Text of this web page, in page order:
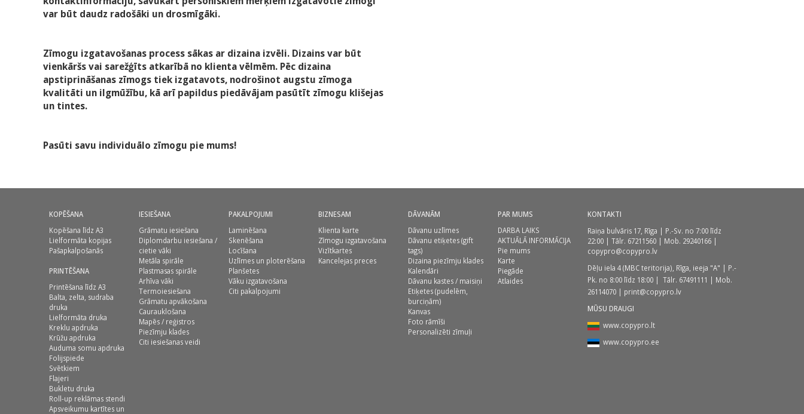
var būt daudz radošāki un drosmīgāki.
Zīmogu izgatavošanas process sākas ar dizaina izvēli. Dizains var būt
vienkāršs vai sarežģīts atkarībā no klienta vēlmēm. Pēc dizaina
apstiprināšanas zīmogs tiek izgatavots, nodrošinot augstu zīmoga
kvalitāti un ilgmūžību, kā arī papildus piedāvājam pasūtīt zīmogu klišejas
un tintes.
Pasūti savu individuālo zīmogu pie mums!
KOPĒŠANA
Kopēšana līdz A3
Lielformāta kopijas
Pašapkalpošanās
PRINTĒŠANA
Printēšana līdz A3
Balta, zelta, sudraba
druka
Lielformāta druka
Kreklu apdruka
Krūžu apdruka
Auduma somu apdruka
Folijspiede
Svētkiem
Flajeri
Bukletu druka
Roll-up reklāmas stendi
Apsveikumu kartītes un
IESIEŠANA
Grāmatu iesiešana
Diplomdarbu iesiešana /
cietie vāki
Metāla spirāle
Plastmasas spirāle
Arhīva vāki
Termoiesiešana
Grāmatu apvākošana
Caurauklošana
Mapēs / reģistros
Piezīmju klades
Citi iesiešanas veidi
PAKALPOJUMI
Laminēšana
Skenēšana
Locīšana
Uzlīmes un ploterēšana
Planšetes
Vāku izgatavošana
Citi pakalpojumi
BIZNESAM
Klienta karte
Zīmogu izgatavošana
Vizītkartes
Kancelejas preces
DĀVANĀM
Dāvanu uzlīmes
Dāvanu etiķetes (gift
tags)
Dizaina piezīmju klades
Kalendāri
Dāvanu kastes / maisiņi
Etiķetes (pudelēm,
burciņām)
Kanvas
Foto rāmīši
Personalizēti zīmuļi
PAR MUMS
DARBA LAIKS
AKTUĀLĀ INFORMĀCIJA
Pie mums
Karte
Piegāde
Atlaides
KONTAKTI
Raiņa bulvāris 17, Rīga | P.-Sv. no 7:00 līdz
22:00 | Tālr. 67211560 | Mob. 29240166 |
copypro@copypro.lv
Dēļu iela 4 (MBC teritorija), Rīga, ieeja "A" | P.-
Pk. no 8:00 līdz 18:00 | Tālr. 67491111 | Mob.
26114070 | print@copypro.lv
MŪSU DRAUGI
www.copypro.lt
www.copypro.ee